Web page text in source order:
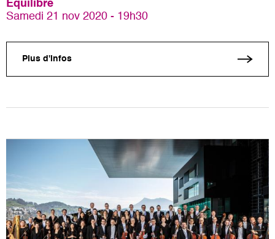
Equilibre
Samedi 21 nov 2020 - 19h30
Plus d'infos